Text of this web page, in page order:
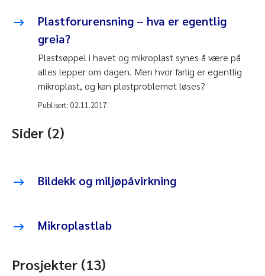
Plastforurensning – hva er egentlig
greia?
Plastsøppel i havet og mikroplast synes å være på
alles lepper om dagen. Men hvor farlig er egentlig
mikroplast, og kan plastproblemet løses?
Publisert: 02.11.2017
Sider (2)
Bildekk og miljøpåvirkning
Mikroplastlab
Prosjekter (13)